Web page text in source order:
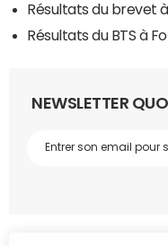
Résultats du brevet
Résultats du BTS à
NEWSLETTER